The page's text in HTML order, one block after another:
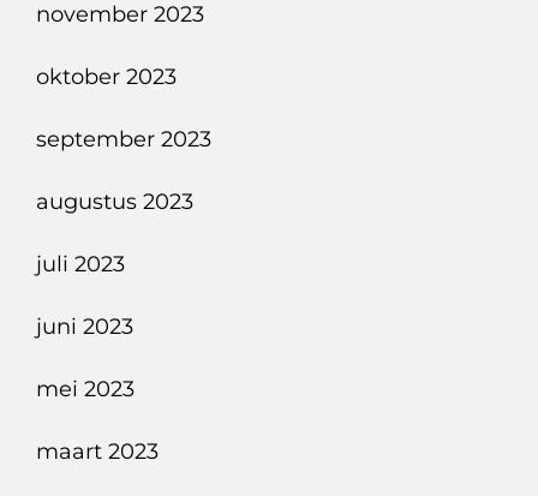
november 2023
oktober 2023
september 2023
augustus 2023
juli 2023
juni 2023
mei 2023
maart 2023